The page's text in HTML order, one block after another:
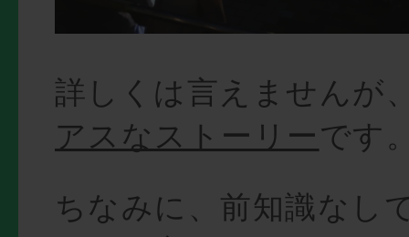
詳しくは言えませんが
アスなストーリーです
ちなみに、前知識なし